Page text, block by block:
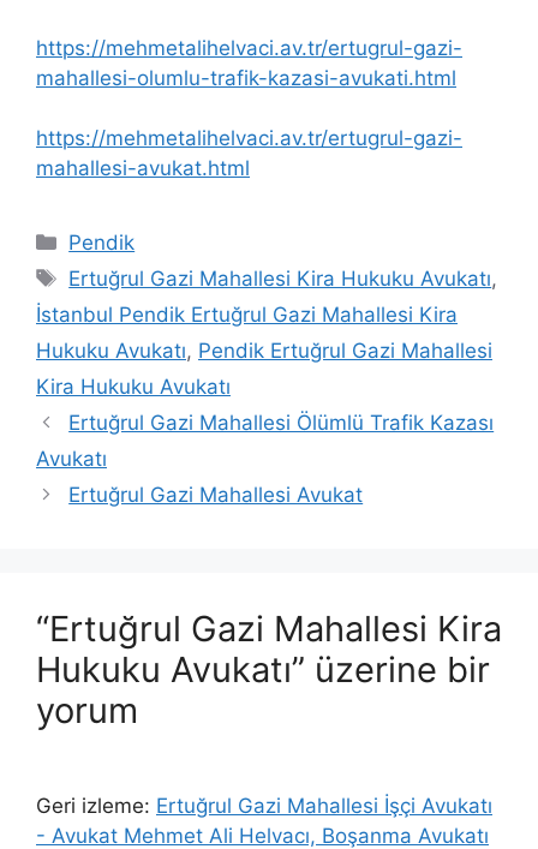
https://mehmetalihelvaci.av.tr/ertugrul-gazi-
mahallesi-olumlu-trafik-kazasi-avukati.html
https://mehmetalihelvaci.av.tr/ertugrul-gazi-
mahallesi-avukat.html
Kategoriler
Pendik
Etiketler
Ertuğrul Gazi Mahallesi Kira Hukuku Avukatı,
İstanbul Pendik Ertuğrul Gazi Mahallesi Kira
Hukuku Avukatı, Pendik Ertuğrul Gazi Mahallesi
Kira Hukuku Avukatı
Ertuğrul Gazi Mahallesi Ölümlü Trafik Kazası
Avukatı
Ertuğrul Gazi Mahallesi Avukat
“Ertuğrul Gazi Mahallesi Kira
Hukuku Avukatı” üzerine bir
yorum
Geri izleme: Ertuğrul Gazi Mahallesi İşçi Avukatı
- Avukat Mehmet Ali Helvacı, Boşanma Avukatı